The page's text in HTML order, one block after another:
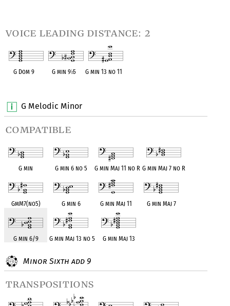
G Melodic Minor
compatible
G min G min 6 no 5 G min Maj 11 no R G min Maj 7 no R
GmM7(no5) G min 6 G min Maj 11 G min Maj 7
G min 6/9 G min Maj 13 no 5 G min Maj 13
Minor Sixth add 9
transpositions
voice leading distance: 2
G Dom 9 G min 9♭5 G min 13 no 11